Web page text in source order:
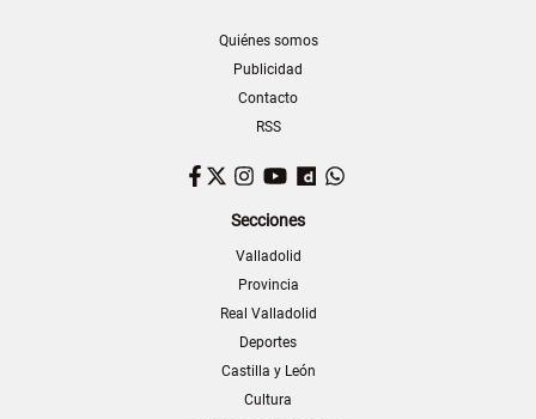
Quiénes somos
Publicidad
Contacto
RSS
Facebook
TwitterInstagram
YouTubeDailymotion
Secciones
Valladolid
Provincia
Real Valladolid
Deportes
Castilla y León
Cultura